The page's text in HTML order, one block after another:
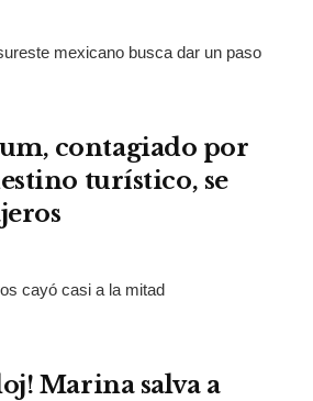
mexicano busca dar un paso
contagiado por
turístico, se
cayó casi a la mitad
Marina salva a